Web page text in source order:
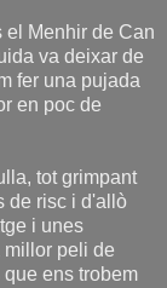
el Menhir de Can
va deixar de
fer una pujada
en poc de
tot grimpant
de risc i d'allò
i unes
peli de
ens trobem